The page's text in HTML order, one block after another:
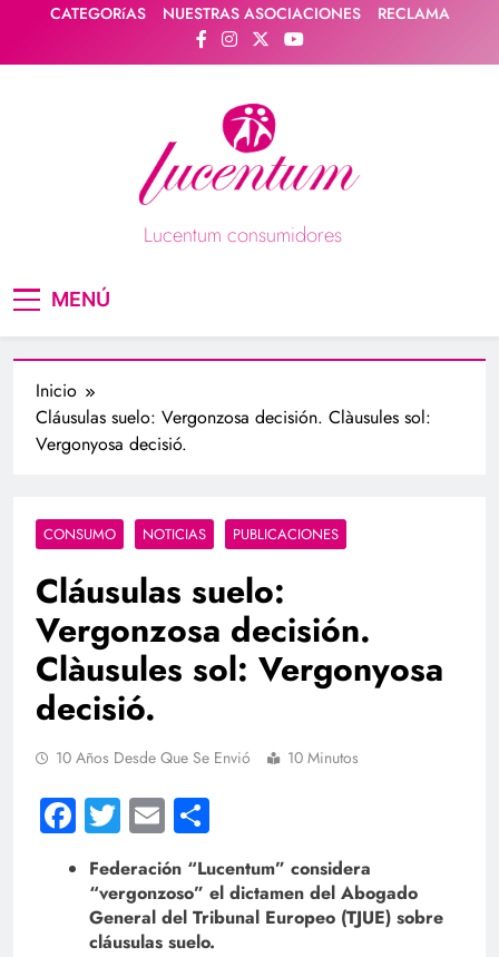
contenido
CATEGORíAS NUESTRAS ASOCIACIONES RECLAMA
Lucentum consumidores
MENÚ
Inicio
Cláusulas suelo: Vergonzosa decisión. Clàusules sol:
Vergonyosa decisió.
CONSUMO NOTICIAS PUBLICACIONES
Cláusulas suelo:
Vergonzosa decisión.
Clàusules sol: Vergonyosa
decisió.
10 Años Desde Que Se Envió 10 Minutos
Facebook
Twitter
Email
Federación “Lucentum” considera
“vergonzoso” el dictamen del Abogado
General del Tribunal Europeo (TJUE) sobre
cláusulas suelo.